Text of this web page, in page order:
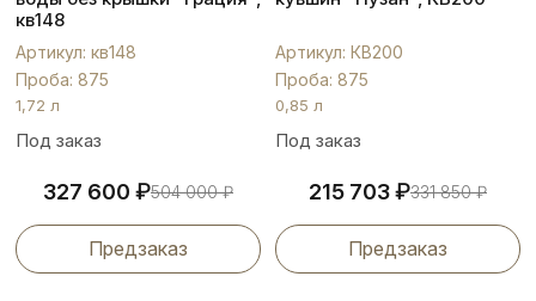
кв148
Артикул: кв148
Проба: 875
1,72 л
Под заказ
327 600 ₽504 000₽
Предзаказ
Артикул: КВ200
Проба: 875
0,85 л
Под заказ
215 703₽331 850₽
Предзаказ